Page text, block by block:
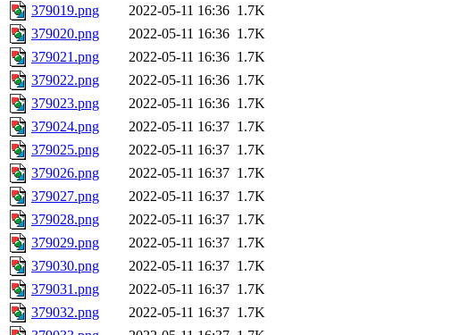
379019.png
2022-05-11 16:36 1.7K
379020.png
2022-05-11 16:36 1.7K
379021.png
2022-05-11 16:36 1.7K
379022.png
2022-05-11 16:36 1.7K
379023.png
2022-05-11 16:36 1.7K
379024.png
2022-05-11 16:37 1.7K
379025.png
2022-05-11 16:37 1.7K
379026.png
2022-05-11 16:37 1.7K
379027.png
2022-05-11 16:37 1.7K
379028.png
2022-05-11 16:37 1.7K
379029.png
2022-05-11 16:37 1.7K
379030.png
2022-05-11 16:37 1.7K
379031.png
2022-05-11 16:37 1.7K
379032.png
2022-05-11 16:37 1.7K